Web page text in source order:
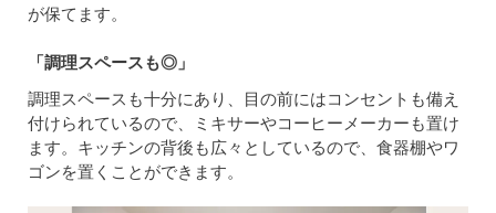
が保てます。
「調理スペースも◎」
調理スペースも十分にあり、目の前にはコンセントも備え
付けられているので、ミキサーやコーヒーメーカーも置け
ます。キッチンの背後も広々としているので、食器棚やワ
ゴンを置くことができます。